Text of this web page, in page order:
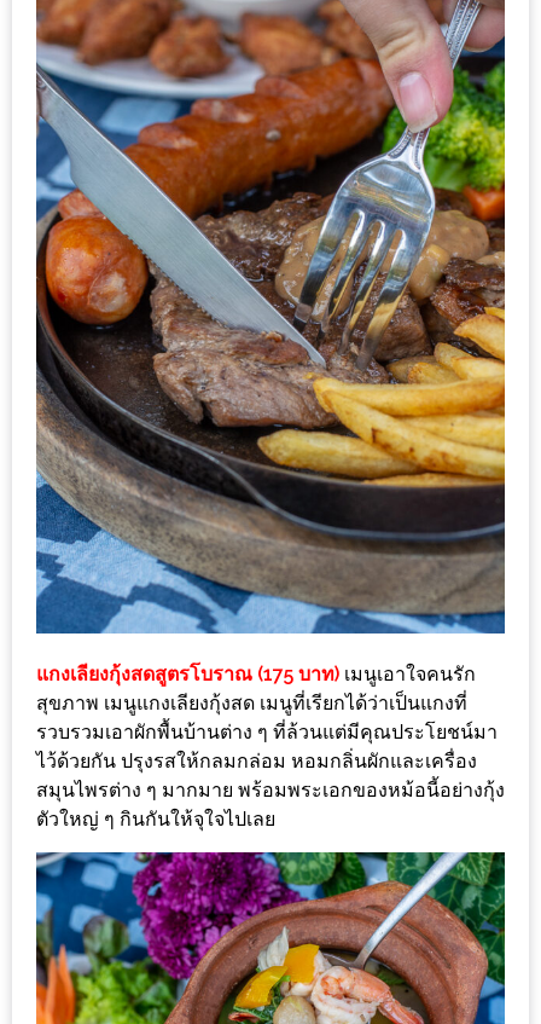
วัน
แม่
สุด
พิเศษ
โปร
ชั่น
เด็ด
สำหรับ
คุณ
แม่
ที่รัก
2560
สบาย
ใจ๋…
สไตล์
นิมมาน
(ดี
โด
นิม)
เชียงใหม่
ส่วนลด
ร้าน
อาหาร
ใน
เชียงใหม่
แกงเลียงกุ้งสดสูตรโบราณ (175 บาท) เมนูเอาใจคนรัก
สุขภาพ เมนูแกงเลียงกุ้งสด เมนูที่เรียกได้ว่าเป็นแกงที่
รวบรวมเอาผักพื้นบ้านต่าง ๆ ที่ล้วนแต่มีคุณประโยชน์มา
ไว้ด้วยกัน ปรุงรสให้กลมกล่อม หอมกลิ่นผักและเครื่อง
สมุนไพรต่าง ๆ มากมาย พร้อมพระเอกของหม้อนี้อย่างกุ้ง
ตัวใหญ่ ๆ กินกันให้จุใจไปเลย